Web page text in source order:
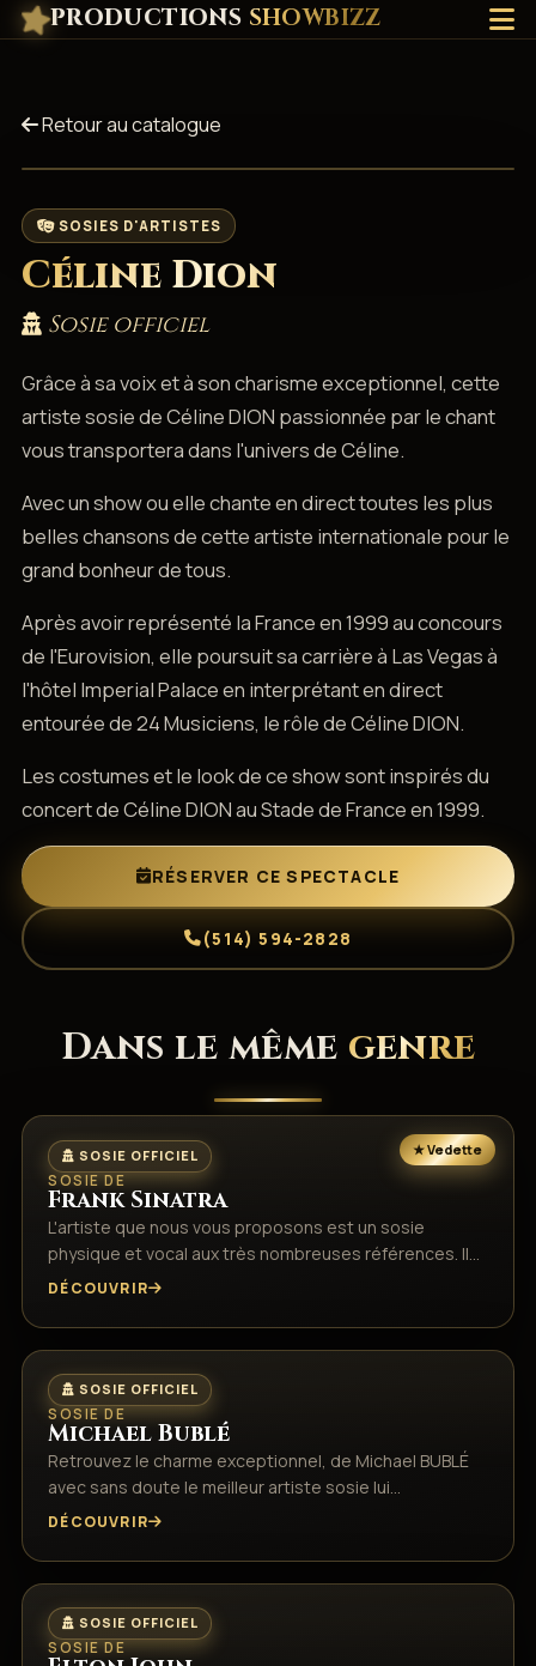
PRODUCTIONS SHOWBIZZ
Retour au catalogue
SOSIES D'ARTISTES
Céline Dion
Sosie officiel
Grâce à sa voix et à son charisme exceptionnel, cette
artiste sosie de Céline DION passionnée par le chant
vous transportera dans l'univers de Céline.
Avec un show ou elle chante en direct toutes les plus
belles chansons de cette artiste internationale pour le
grand bonheur de tous.
Après avoir représenté la France en 1999 au concours
de l'Eurovision, elle poursuit sa carrière à Las Vegas à
l'hôtel Imperial Palace en interprétant en direct
entourée de 24 Musiciens, le rôle de Céline DION.
Les costumes et le look de ce show sont inspirés du
concert de Céline DION au Stade de France en 1999.
RÉSERVER CE SPECTACLE
(514) 594-2828
Dans le même genre
SOSIE OFFICIEL
SOSIE DE
Frank Sinatra
L'artiste que nous vous proposons est un sosie
physique et vocal aux très nombreuses références. Il…
DÉCOUVRIR
SOSIE OFFICIEL
SOSIE DE
Michael Bublé
Retrouvez le charme exceptionnel, de Michael BUBLÉ
avec sans doute le meilleur artiste sosie lui…
DÉCOUVRIR
SOSIE OFFICIEL
SOSIE DE